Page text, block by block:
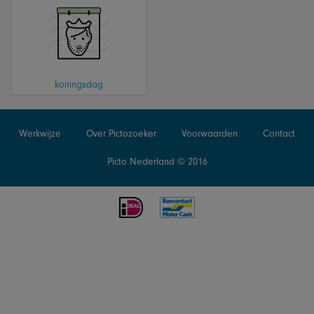
koningsdag
Werkwijze Over Pictozoeker Voorwaarden Contact
Picto Nederland © 2016